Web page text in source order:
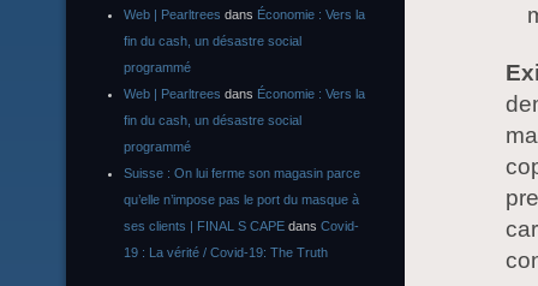
Web | Pearltrees dans Économie : Vers la
fin du cash, un désastre social
programmé
Web | Pearltrees dans Économie : Vers la
fin du cash, un désastre social
programmé
Suisse : On lui ferme son magasin parce
qu’elle n’impose pas le port du masque à
ses clients | FINAL S CAPE dans Covid-
19 : La vérité / Covid-19: The Truth